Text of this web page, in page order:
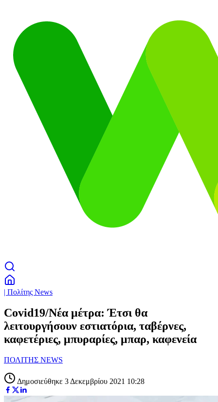
| Πολίτης News
Covid19/Νέα μέτρα: Έτσι θα
λειτουργήσουν εστιατόρια, ταβέρνες,
καφετέριες, μπυραρίες, μπαρ, καφενεία
ΠΟΛΙΤΗΣ NEWS
Δημοσιεύθηκε 3 Δεκεμβρίου 2021 10:28